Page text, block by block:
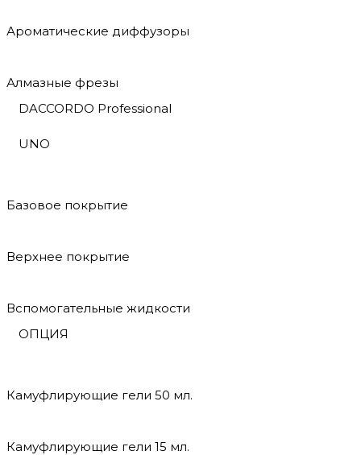
Ароматические диффузоры
Алмазные фрезы
DACCORDO Professional
UNO
Базовое покрытие
Верхнее покрытие
Вспомогательные жидкости
ОПЦИЯ
Камуфлирующие гели 50 мл.
Камуфлирующие гели 15 мл.